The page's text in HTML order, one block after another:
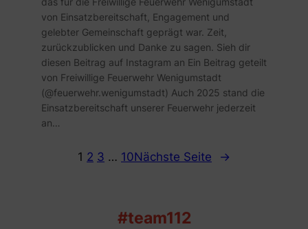
von Einsatzbereitschaft, Engagement und
gelebter Gemeinschaft geprägt war. Zeit,
zurückzublicken und Danke zu sagen. Sieh dir
diesen Beitrag auf Instagram an Ein Beitrag geteilt
von Freiwillige Feuerwehr Wenigumstadt
(@feuerwehr.wenigumstadt) Auch 2025 stand die
Einsatzbereitschaft unserer Feuerwehr jederzeit
an…
1 2 3 … 10Nächste Seite →
#team112